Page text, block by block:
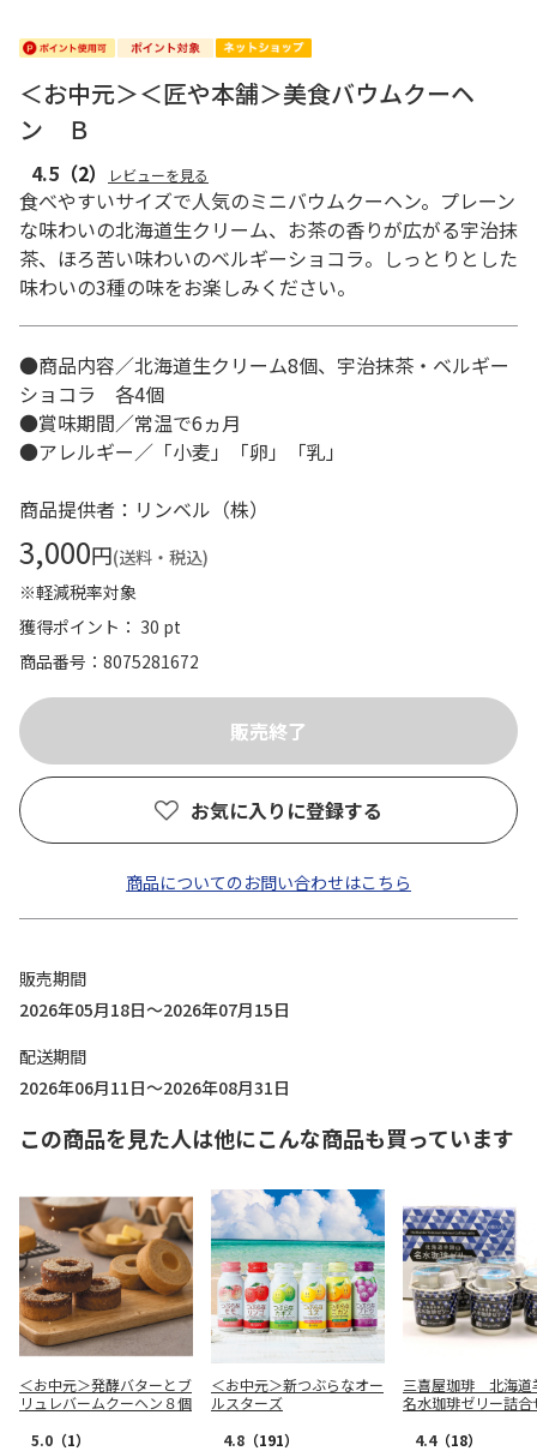
＜お中元＞＜匠や本舗＞美食バウムクーヘ
ン Ｂ
4.5 （2） レビューを見る
食べやすいサイズで人気のミニバウムクーヘン。プレーン
な味わいの北海道生クリーム、お茶の香りが広がる宇治抹
茶、ほろ苦い味わいのベルギーショコラ。しっとりとした
味わいの3種の味をお楽しみください。
●商品内容／北海道生クリーム8個、宇治抹茶・ベルギー
ショコラ 各4個
●賞味期間／常温で6ヵ月
●アレルギー／「小麦」「卵」「乳」
商品提供者：リンベル（株）
3,000円(送料・税込)
※軽減税率対象
獲得ポイント： 30 pt
商品番号
8075281672
お気に入りに登録する
商品についてのお問い合わせはこちら
販売期間
2026年05月18日～2026年07月15日
配送期間
2026年06月11日～2026年08月31日
この商品を見た人は他にこんな商品も買っています
＜お中元＞発酵バターとブ
リュレバームクーヘン８個
5.0 （1）
＜お中元＞新つぶらなオー
ルスターズ
4.8 （191）
三喜屋珈琲 北海道
名水珈琲ゼリー詰
4.4（18）